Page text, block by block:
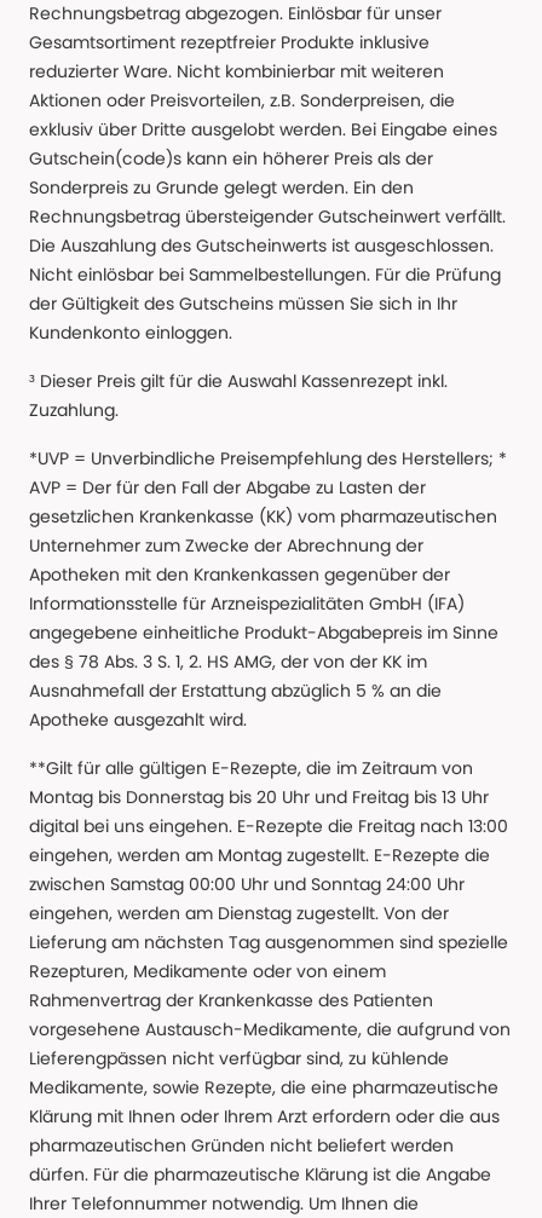
Rechnungsbetrag abgezogen. Einlösbar für unser
Gesamtsortiment rezeptfreier Produkte inklusive
reduzierter Ware. Nicht kombinierbar mit weiteren
Aktionen oder Preisvorteilen, z.B. Sonderpreisen, die
exklusiv über Dritte ausgelobt werden. Bei Eingabe eines
Gutschein(code)s kann ein höherer Preis als der
Sonderpreis zu Grunde gelegt werden. Ein den
Rechnungsbetrag übersteigender Gutscheinwert verfällt.
Die Auszahlung des Gutscheinwerts ist ausgeschlossen.
Nicht einlösbar bei Sammelbestellungen. Für die Prüfung
der Gültigkeit des Gutscheins müssen Sie sich in Ihr
Kundenkonto einloggen.
³ Dieser Preis gilt für die Auswahl Kassenrezept inkl.
Zuzahlung.
*UVP = Unverbindliche Preisempfehlung des Herstellers; *
AVP = Der für den Fall der Abgabe zu Lasten der
gesetzlichen Krankenkasse (KK) vom pharmazeutischen
Unternehmer zum Zwecke der Abrechnung der
Apotheken mit den Krankenkassen gegenüber der
Informationsstelle für Arzneispezialitäten GmbH (IFA)
angegebene einheitliche Produkt-Abgabepreis im Sinne
des § 78 Abs. 3 S. 1, 2. HS AMG, der von der KK im
Ausnahmefall der Erstattung abzüglich 5 % an die
Apotheke ausgezahlt wird.
**Gilt für alle gültigen E-Rezepte, die im Zeitraum von
Montag bis Donnerstag bis 20 Uhr und Freitag bis 13 Uhr
digital bei uns eingehen. E-Rezepte die Freitag nach 13:00
eingehen, werden am Montag zugestellt. E-Rezepte die
zwischen Samstag 00:00 Uhr und Sonntag 24:00 Uhr
eingehen, werden am Dienstag zugestellt. Von der
Lieferung am nächsten Tag ausgenommen sind spezielle
Rezepturen, Medikamente oder von einem
Rahmenvertrag der Krankenkasse des Patienten
vorgesehene Austausch-Medikamente, die aufgrund von
Lieferengpässen nicht verfügbar sind, zu kühlende
Medikamente, sowie Rezepte, die eine pharmazeutische
Klärung mit Ihnen oder Ihrem Arzt erfordern oder die aus
pharmazeutischen Gründen nicht beliefert werden
dürfen. Für die pharmazeutische Klärung ist die Angabe
Ihrer Telefonnummer notwendig. Um Ihnen die